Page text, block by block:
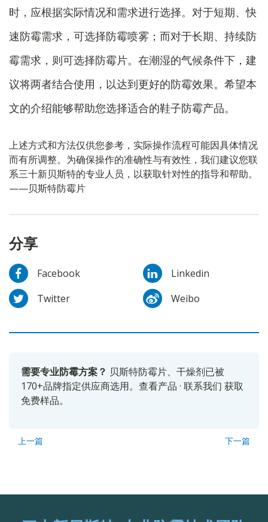
时，应根据实际情况和需求进行选择。对于短期、快
速防霉需求，可选择防霉喷雾；而对于长期、持续防
霉需求，则可选择防霉片。在潮湿的气候条件下，建
议将两者结合使用，以达到更好的防霉效果。希望本
文的介绍能够帮助您选择适合的鞋子防霉产品。
上述方式和方法仅供您参考，实际操作流程可能因具体情况
而有所调整。为确保操作的准确性与有效性，我们建议您联
系三十新贝斯特的专业人员，以获取针对性的指导和帮助。
——贝斯特防霉片
分享
Facebook
Linkedin
Twitter
Weibo
需要专业防霉方案？ 贝斯特防霉片、干燥剂已被
170+品牌指定供应商选用。 查看产品 · 联系我们 获取
免费样品。
上一篇 下一篇